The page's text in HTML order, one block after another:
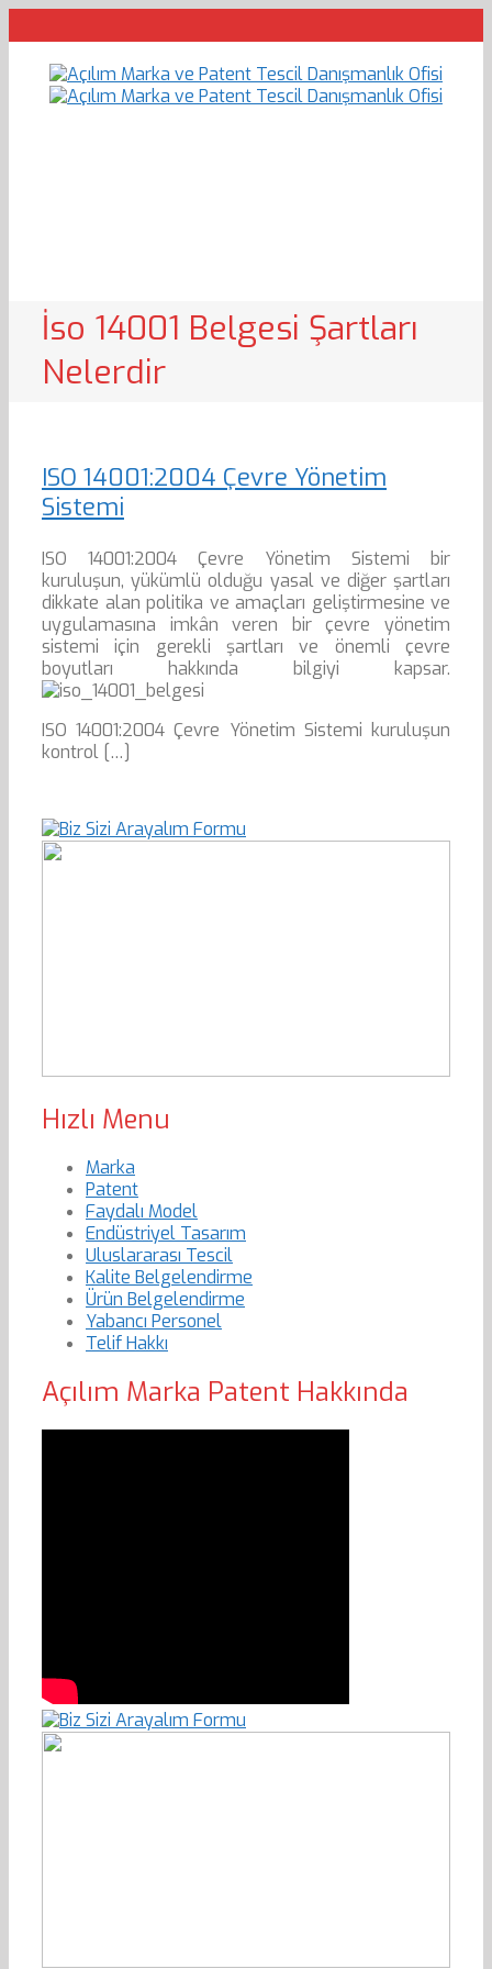
İso 14001 Belgesi Şartları
Nelerdir
ISO 14001:2004 Çevre Yönetim
Sistemi
ISO 14001:2004 Çevre Yönetim Sistemi bir
kuruluşun, yükümlü olduğu yasal ve diğer şartları
dikkate alan politika ve amaçları geliştirmesine ve
uygulamasına imkân veren bir çevre yönetim
sistemi için gerekli şartları ve önemli çevre
boyutları hakkında bilgiyi kapsar.
ISO 14001:2004 Çevre Yönetim Sistemi kuruluşun
kontrol […]
Hızlı Menu
Marka
Patent
Faydalı Model
Endüstriyel Tasarım
Uluslararası Tescil
Kalite Belgelendirme
Ürün Belgelendirme
Yabancı Personel
Telif Hakkı
Açılım Marka Patent Hakkında